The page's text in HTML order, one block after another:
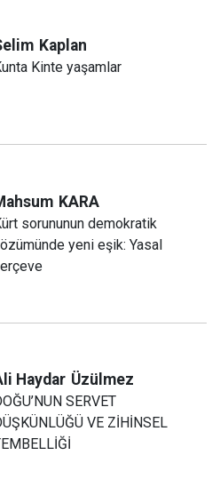
Kaplan
Kinte yaşamlar
KARA
sorununun demokratik
yeni eşik: Yasal
Haydar Üzülmez
SERVET
VE ZİHİNSEL